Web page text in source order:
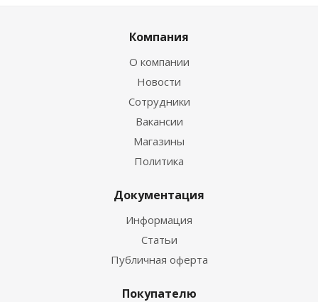
Компания
О компании
Новости
Сотрудники
Вакансии
Магазины
Политика
Документация
Информация
Статьи
Публичная оферта
Покупателю